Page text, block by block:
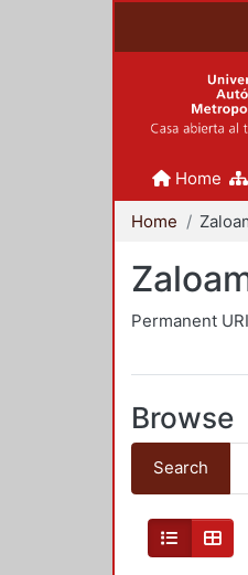
Home
Home
Permanent
Browse
Search